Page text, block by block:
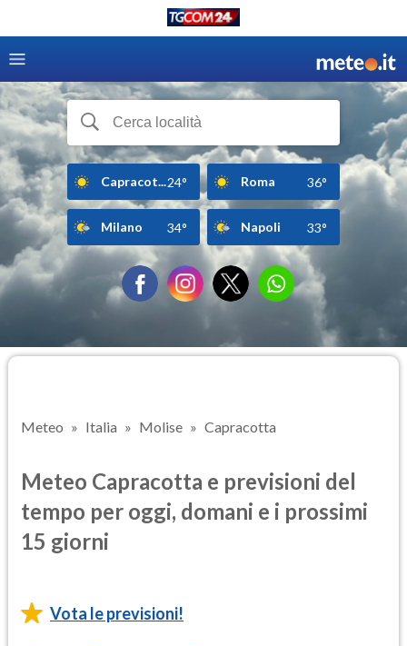
Capracot...24° Roma 36°
Milano 34° Napoli 33°
Meteo Italia Molise Capracotta
Meteo Capracotta e previsioni del
tempo per oggi, domani e i prossimi
15 giorni
Vota le previsioni!